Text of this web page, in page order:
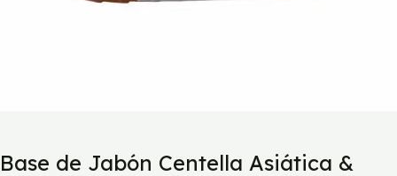
Base de Jabón Centella Asiática &